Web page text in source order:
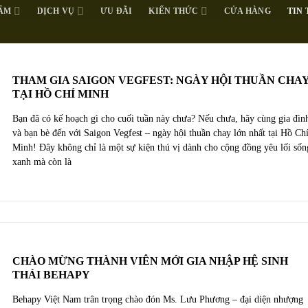
DỊCH VỤ ƯU ĐÃI KIẾN THỨC CỬA HÀNG TIN
THAM GIA SAIGON VEGFEST: NGÀY HỘI THUẦN
TẠI HỒ CHÍ MINH
Bạn đã có kế hoạch gì cho cuối tuần này chưa? Nếu chưa, hãy cùng gia
và bạn bè đến với Saigon Vegfest – ngày hội thuần chay lớn nhất tại Hồ Chí
Minh! Đây không chỉ là một sự kiện thú vị dành cho cộng đồng yêu lối
xanh mà còn là
CHÀO MỪNG THÀNH VIÊN MỚI GIA NHẬP HỆ SINH
THÁI BEHAPY
Behapy Việt Nam trân trọng chào đón Ms. Lưu Phương – đại diện nhượng